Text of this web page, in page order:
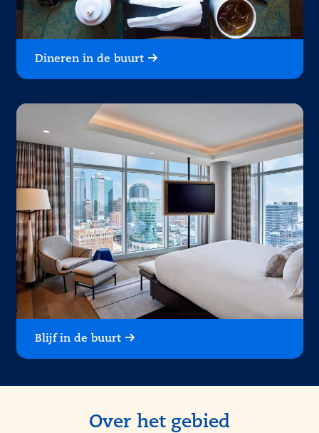
Dineren in de buurt
Blijf in de buurt
Over het gebied